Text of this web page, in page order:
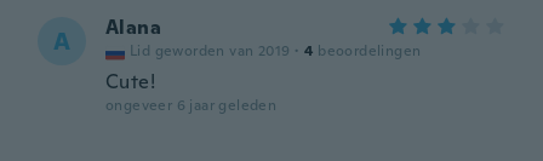
A Alana
Lid geworden van 2019 · 4 beoordelingen
Cute!
ongeveer 6 jaar geleden